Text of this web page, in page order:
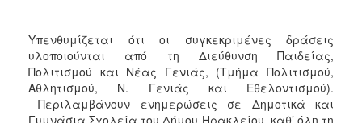
Υπενθυμίζεται ότι οι συγκεκριμένες δράσεις
υλοποιούνται από τη Διεύθυνση Παιδείας,
Πολιτισμού και Νέας Γενιάς, (Τμήμα Πολιτισμού,
Αθλητισμού, Ν. Γενιάς και Εθελοντισμού).
Περιλαμβάνουν ενημερώσεις σε Δημοτικά και
Γυμνάσια Σχολεία του Δήμου Ηρακλείου, καθ’ όλη τη